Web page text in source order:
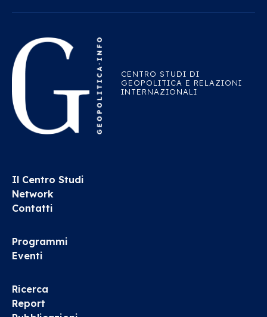
CENTRO STUDI DI
GEOPOLITICA E RELAZIONI
INTERNAZIONALI
Il Centro Studi
Network
Contatti
Programmi
Eventi
Ricerca
Report